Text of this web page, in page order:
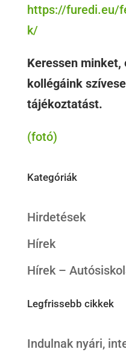
https://furedi.eu/
k/
Keressen
kollégáink
tájékoztatást.
(fotó)
Kategóriák
Hirdetések
Hírek
Hírek –
Legfrissebb cikkek
Indulnak nyári,